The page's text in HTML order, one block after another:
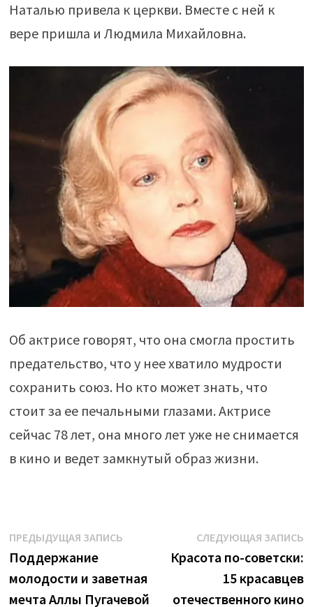
Наталью привела к церкви. Вместе с ней к
вере пришла и Людмила Михайловна.
Об актрисе говорят, что она смогла простить
предательство, что у нее хватило мудрости
сохранить союз. Но кто может знать, что
стоит за ее печальными глазами. Актрисе
сейчас 78 лет, она много лет уже не снимается
в кино и ведет замкнутый образ жизни.
Навигация
по
записям
ПРЕДЫДУЩАЯ ЗАПИСЬПредыдущая
Поддержание
молодости и заветная
мечта Аллы Пугачевой
СЛЕДУЮЩАЯ ЗАПИСЬ
Красота по-советски:
15 красавцев
отечественного кино